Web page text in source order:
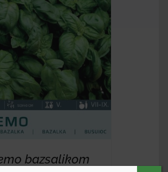
RÉSZLETEK
bazsalikom